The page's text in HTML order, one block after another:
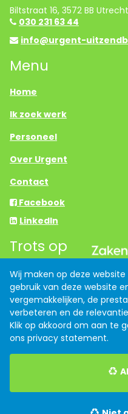
Biltstraat 16, 3572 BB Utrecht
030 231 63 44
info@urgent-
Menu
Home
Ik zoek werk
Personeel
Over Urgent
Contact
Facebook
LinkedIn
Trots op
Links
Anti discriminatiebeleid
Algemene voorwaarden
Privacy verklaring
Wij maken op deze
gebruik van deze website
vergemakkelijken, de
verbeteren en de
Klik op akkoord om aan te
ons privacy statement.